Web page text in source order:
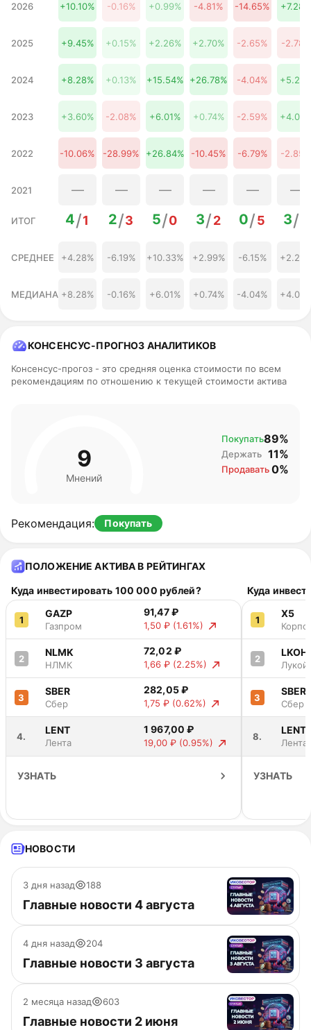
23 августа
2 076,04 ₽
5.28%
24 августа
2026
25 августа
26 августа
2 079,06 ₽
5.43%
2026
2 079,09 ₽
5.43%
28 августа
2 082,57 ₽
5.61%
29 августа
2026
2 084,71 ₽
5.72%
2026
2 078,37 ₽
5.39%
02 сентября
2026
2 086,29 ₽
5.80%
2026
2 095,24 ₽
6.25%
2026
2 093,98 ₽ 6.19%
2026 +10.10% -0.16% +0.99% -4.81% -14.65% +7.28%
2025 +9.45% +0.15% +2.26% +2.70% -2.65% -2.78%
2024 +8.28% +0.13% +15.54% +26.78% -4.04%
2023 +3.60% -2.08% +6.01% +0.74% -2.59%
2022 -10.06% -28.99% +26.84% -10.45% -6.79% -2.85%
2021 — — — — — —
ИТОГ 4/1 2/3 5/0 3/2 0/5 3/
СРЕДНЕЕ +4.28% -6.19% +10.33% +2.99% -6.15%
МЕДИАНА +8.28% -0.16% +6.01% +0.74% -4.04%
КОНСЕНСУС-ПРОГНОЗ АНАЛИТИКОВ
Консенсус-прогоз - это средняя оценка стоимости по всем
рекомендациям по отношению к текущей стоимости актива
9
Мнений
Покупать89%
Держать 11%
Продавать0%
Рекомендация: Покупать
ПОЛОЖЕНИЕ АКТИВА В РЕЙТИНГАХ
Куда инвестировать 100 000 рублей?
1
GAZP
Газпром
91,47 ₽
1,50 ₽ (1.61%)
2
NLMK
НЛМК
72,02 ₽
1,66 ₽ (2.25%)
3
SBER
Сбер
282,05 ₽
1,75 ₽ (0.62%)
4.
LENT
Лента
1 967,00 ₽
19,00 ₽ (0.95%)
УЗНАТЬ
Куда
1
X5
2
LKOH
3
SBER
Сбер
8.
LENT
Лента
УЗНАТЬ
НОВОСТИ
3 дня назад 188
Главные новости 4 августа
4 дня назад 204
Главные новости 3 августа
2 месяца назад 603
Главные новости 2 июня